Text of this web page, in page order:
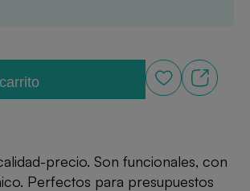
precio. Son funcionales, con
Perfectos para presupuestos